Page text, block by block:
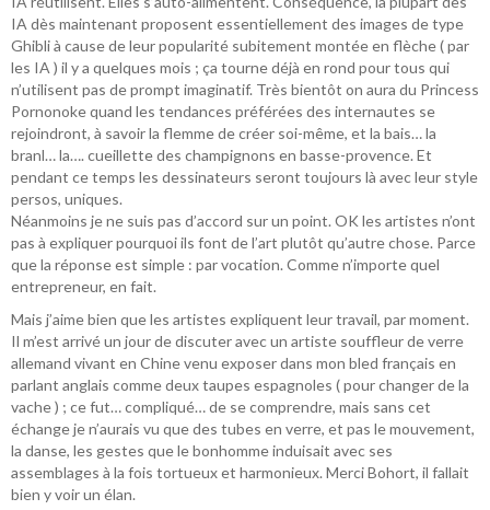
IA dès maintenant proposent essentiellement des images de type
Ghibli à cause de leur popularité subitement montée en flèche ( par
les IA ) il y a quelques mois ; ça tourne déjà en rond pour tous qui
n’utilisent pas de prompt imaginatif. Très bientôt on aura du Princess
Pornonoke quand les tendances préférées des internautes se
rejoindront, à savoir la flemme de créer soi-même, et la bais… la
branl… la…. cueillette des champignons en basse-provence. Et
pendant ce temps les dessinateurs seront toujours là avec leur style
persos, uniques.
Néanmoins je ne suis pas d’accord sur un point. OK les artistes n’ont
pas à expliquer pourquoi ils font de l’art plutôt qu’autre chose. Parce
que la réponse est simple : par vocation. Comme n’importe quel
entrepreneur, en fait.
Mais j’aime bien que les artistes expliquent leur travail, par moment.
Il m’est arrivé un jour de discuter avec un artiste souffleur de verre
allemand vivant en Chine venu exposer dans mon bled français en
parlant anglais comme deux taupes espagnoles ( pour changer de la
vache ) ; ce fut… compliqué… de se comprendre, mais sans cet
échange je n’aurais vu que des tubes en verre, et pas le mouvement,
la danse, les gestes que le bonhomme induisait avec ses
assemblages à la fois tortueux et harmonieux. Merci Bohort, il fallait
bien y voir un élan.